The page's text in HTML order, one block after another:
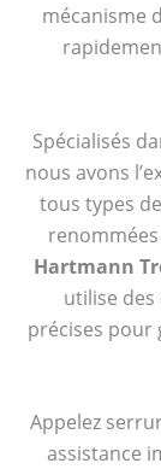
mécanisme
Spécialisés
nous avons
tous types
Hartmann
utilise
précises pour
Appelez
assistance